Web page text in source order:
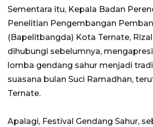
Sementara itu, Kepala Badan
Penelitian Pengembangan
(Bapelitbangda) Kota Ternate,
dihubungi sebelumnya,
lomba gendang sahur menjadi
suasana bulan Suci Ramadhan,
Ternate.
Apalagi, Festival Gendang Sahur,